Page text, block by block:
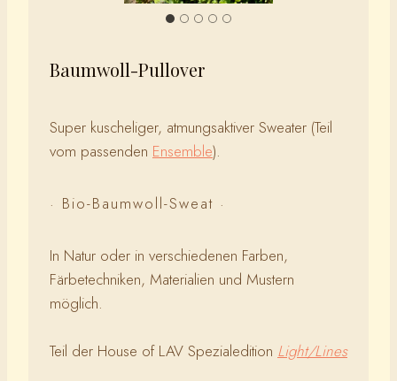
Baumwoll-Pullover
Super kuscheliger, atmungsaktiver Sweater (Teil
vom passenden Ensemble).
· Bio-Baumwoll-Sweat ·
In Natur oder in verschiedenen Farben,
Färbetechniken, Materialien und Mustern
möglich.
Teil der House of LAV Spezialedition Light/Lines